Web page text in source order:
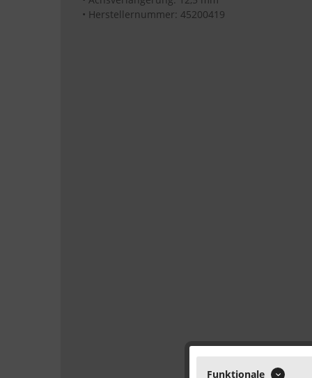
• Herstellernummer: 45200419
Funktionale